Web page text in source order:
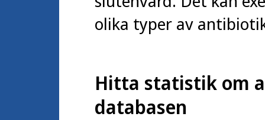
olika typer av
Hitta statistik om
databasen